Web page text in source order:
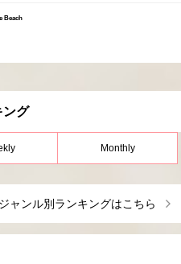
Beach
ング
Monthly
ジャンル別ランキングはこちら